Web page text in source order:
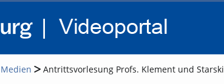
Medien Antrittsvorlesung Profs. Klement und Starski